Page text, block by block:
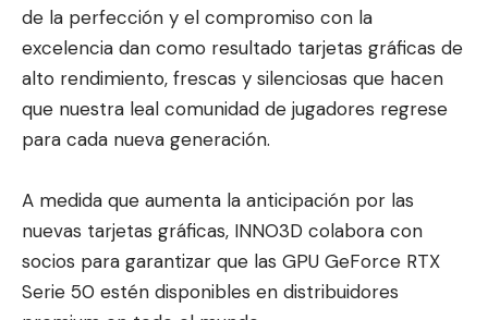
de la perfección y el compromiso con la
excelencia dan como resultado tarjetas gráficas de
alto rendimiento, frescas y silenciosas que hacen
que nuestra leal comunidad de jugadores regrese
para cada nueva generación.
A medida que aumenta la anticipación por las
nuevas tarjetas gráficas, INNO3D colabora con
socios para garantizar que las GPU GeForce RTX
Serie 50 estén disponibles en distribuidores